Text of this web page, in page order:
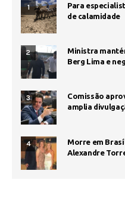
1
Para
de calamidade
2
Ministra
Berg Lima e
3
Comissão
amplia
4
Morre em
Alexandre